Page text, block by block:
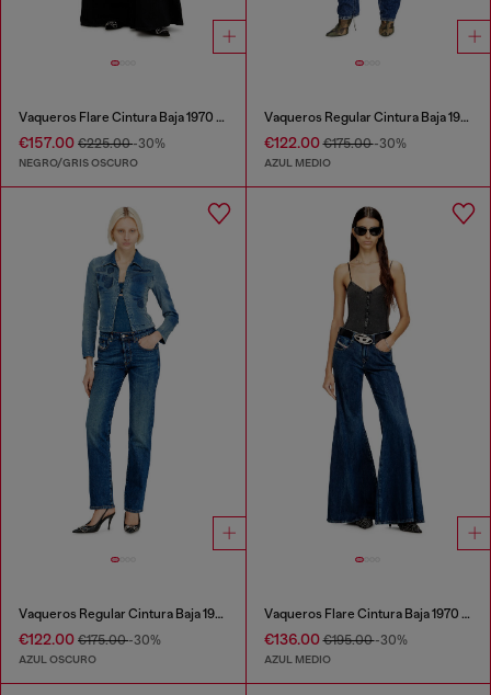
Vaqueros Flare Cintura Baja 1970 D-Bleess
€157.00 €225.00-30%
NEGRO/GRIS OSCURO
Vaqueros Regular Cintura Baja 1988 D-Ark
€122.00€175.00-30%
AZUL MEDIO
Vaqueros Regular Cintura Baja 1989 D-Mine
€122.00 €175.00-30%
AZUL OSCURO
Vaqueros Flare Cintura Baja 1970 D-Bleess
€136.00€195.00-30%
AZUL MEDIO